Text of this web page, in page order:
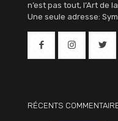
n’est pas tout, l’Art de
Une seule adresse:
RÉCENTS